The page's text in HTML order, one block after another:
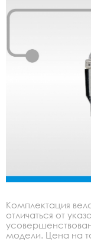
Комплектация
отличаться от
модели. Цена на